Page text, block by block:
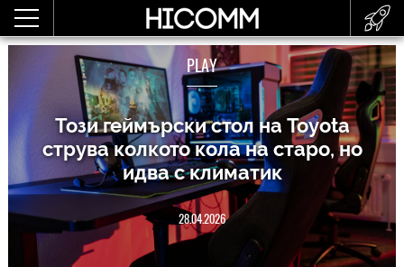
PLAY
Този геймърски стол на Toyota
струва колкото кола на старо, но
идва с климатик
28.04.2026